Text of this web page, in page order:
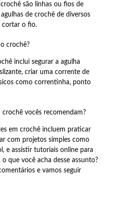
são linhas ou fios de
de crochê de diversos
cortar o fio.
crochê?
inclui segurar a agulha
criar uma corrente de
como correntinha, ponto
vocês recomendam?
em crochê incluem praticar
com projetos simples como
e assistir tutoriais online para
que você acha desse assunto?
e vamos seguir